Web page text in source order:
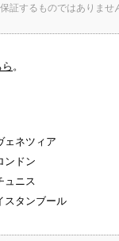
証するものではありませ
ら 。
ェネツィア
ンドン
ュニス
スタンブール